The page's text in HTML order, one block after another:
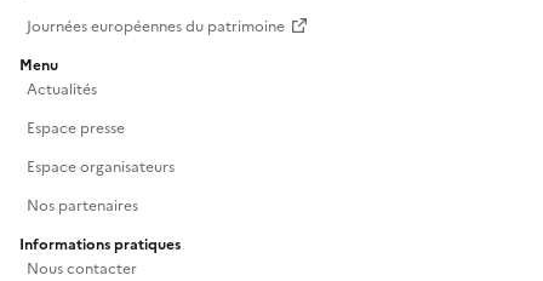
Journées européennes du patrimoine
Menu
Actualités
Espace presse
Espace organisateurs
Nos partenaires
Informations pratiques
Nous contacter